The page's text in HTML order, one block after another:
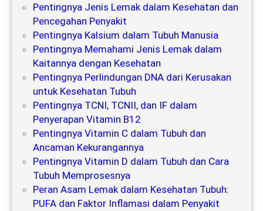
Pentingnya Jenis Lemak dalam Kesehatan dan
Pencegahan Penyakit
Pentingnya Kalsium dalam Tubuh Manusia
Pentingnya Memahami Jenis Lemak dalam
Kaitannya dengan Kesehatan
Pentingnya Perlindungan DNA dari Kerusakan
untuk Kesehatan Tubuh
Pentingnya TCNI, TCNII, dan IF dalam
Penyerapan Vitamin B12
Pentingnya Vitamin C dalam Tubuh dan
Ancaman Kekurangannya
Pentingnya Vitamin D dalam Tubuh dan Cara
Tubuh Memprosesnya
Peran Asam Lemak dalam Kesehatan Tubuh:
PUFA dan Faktor Inflamasi dalam Penyakit